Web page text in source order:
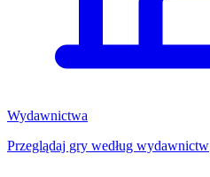
Wydawnictwa
Przeglądaj gry według wydawnictw